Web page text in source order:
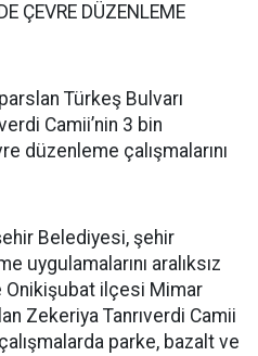
ÇEVRE DÜZENLEME
Türkeş Bulvarı
Camii’nin 3 bin
düzenleme çalışmalarını
Belediyesi, şehir
uygulamalarını aralıksız
ilçesi Mimar
Zekeriya Tanrıverdi Camii
parke, bazalt ve